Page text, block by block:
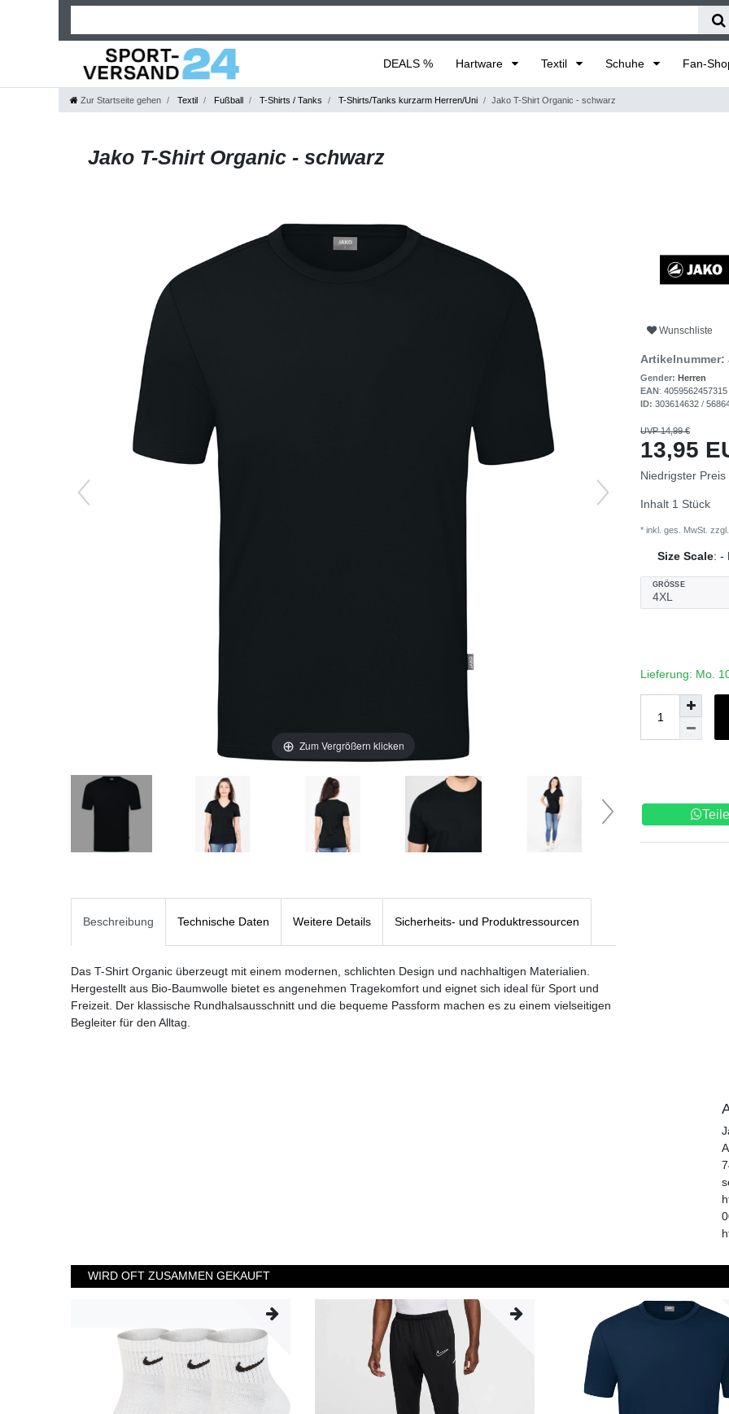
DEALS % Hartware Textil Schuhe Fan-
Zur Startseite gehen Textil Fußball T-Shirts / Tanks T-Shirts/Tanks kurzarm Herren/Uni Jako T-Shirt Organic - schwarz
Jako T-Shirt Organic - schwarz
Zum Vergrößern klicken
Wunschliste
Artikelnummer:
Gender: Herren
EAN: 4059562457315
ID: 303614632 /
UVP 14,99 €
13,95
Niedrigster
Inhalt 1 Stück
* inkl. ges. MwSt. zzgl.
Size Scale: -
GRÖSSE
Lieferung: Mo.
Beschreibung Technische Daten Weitere Details Sicherheits- und Produktressourcen
Das T-Shirt Organic überzeugt mit einem modernen, schlichten Design und nachhaltigen Materialien.
Hergestellt aus Bio-Baumwolle bietet es angenehmen Tragekomfort und eignet sich ideal für Sport und
Freizeit. Der klassische Rundhalsausschnitt und die bequeme Passform machen es zu einem vielseitigen
Begleiter für den Alltag.
WIRD OFT ZUSAMMEN GEKAUFT